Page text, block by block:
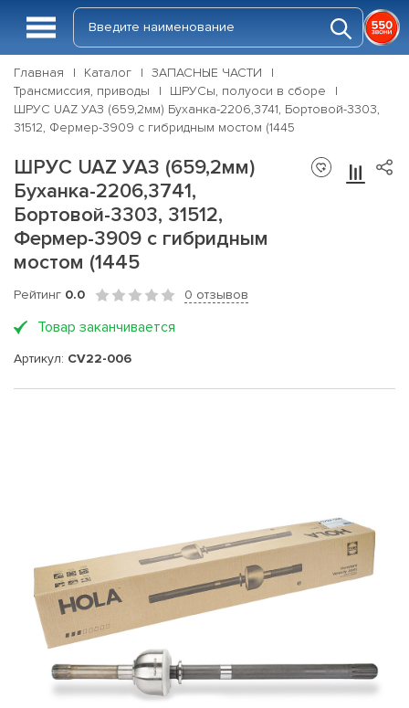
Главная Каталог
ЗАПАСНЫЕ ЧАСТИ
Трансмиссия, приводы
ШРУСы, полуоси в сборе
ШРУС UAZ УАЗ (659,2мм) Буханка-2206,3741, Бортовой-3303,
31512, Фермер-3909 с гибридным мостом (1445
ШРУС UAZ УАЗ (659,2мм)
Буханка-2206,3741,
Бортовой-3303, 31512,
Фермер-3909 с гибридным
мостом (1445
Рейтинг 0.0 0 отзывов
Товар заканчивается
Артикул: CV22-006